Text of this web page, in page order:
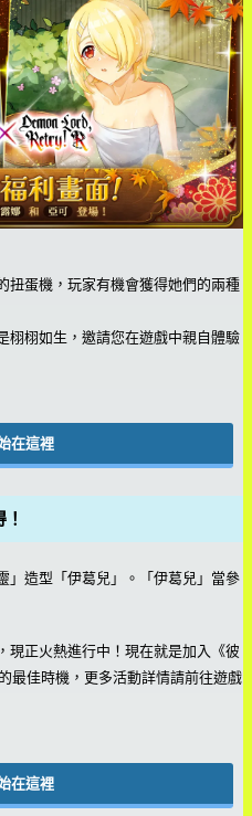
扭蛋機，玩家有機會獲得她們的兩種
栩栩如生，邀請您在遊戲中親自體驗
在這裡
」造型「伊葛兒」。「伊葛兒」當參
現正火熱進行中！現在就是加入《彼
最佳時機，更多活動詳情請前往遊戲
在這裡